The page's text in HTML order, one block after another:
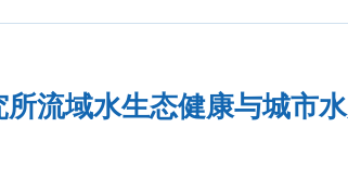
流域水生态健康与城市